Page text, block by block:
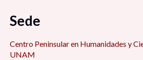
Sede
Centro Peninsular en Humanidades y
UNAM